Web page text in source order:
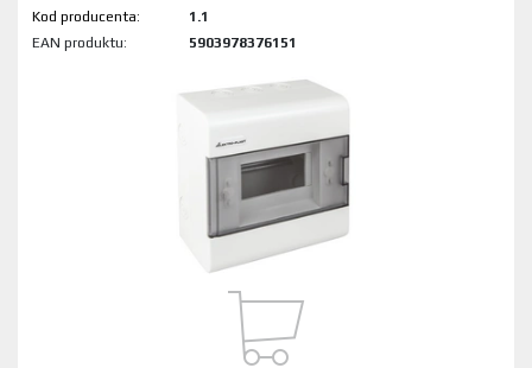
Kod produktu:
1.1
EAN produktu:
5903978376151